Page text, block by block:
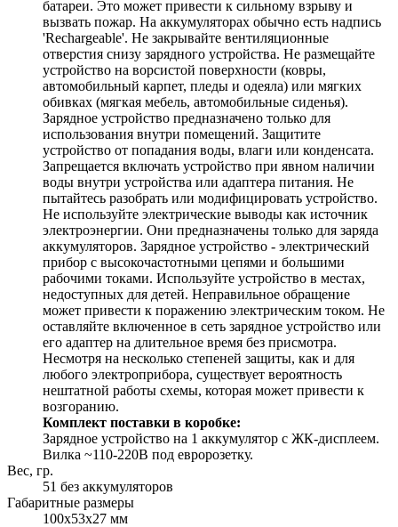
батареи. Это может привести к сильному взрыву и
вызвать пожар. На аккумуляторах обычно есть надпись
'Rechargeable'. Не закрывайте вентиляционные
отверстия снизу зарядного устройства. Не размещайте
устройство на ворсистой поверхности (ковры,
автомобильный карпет, пледы и одеяла) или мягких
обивках (мягкая мебель, автомобильные сиденья).
Зарядное устройство предназначено только для
использования внутри помещений. Защитите
устройство от попадания воды, влаги или конденсата.
Запрещается включать устройство при явном наличии
воды внутри устройства или адаптера питания. Не
пытайтесь разобрать или модифицировать устройство.
Не используйте электрические выводы как источник
электроэнергии. Они предназначены только для заряда
аккумуляторов. Зарядное устройство - электрический
прибор с высокочастотными цепями и большими
рабочими токами. Используйте устройство в местах,
недоступных для детей. Неправильное обращение
может привести к поражению электрическим током. Не
оставляйте включенное в сеть зарядное устройство или
его адаптер на длительное время без присмотра.
Несмотря на несколько степеней защиты, как и для
любого электроприбора, существует вероятность
нештатной работы схемы, которая может привести к
возгоранию.
Комплект поставки в коробке:
Зарядное устройство на 1 аккумулятор с ЖК-дисплеем.
Вилка ~110-220В под евророзетку.
Вес, гр.
51 без аккумуляторов
Габаритные размеры
100x53x27 мм